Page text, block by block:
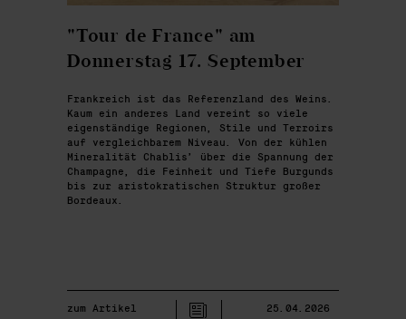
"Tour de France" am
Donnerstag 17. September
Frankreich ist das Referenzland des Weins.
Kaum ein anderes Land vereint so viele
eigenständige Regionen, Stile und Terroirs
auf vergleichbarem Niveau. Von der kühlen
Mineralität Chablis’ über die Spannung der
Champagne, die Feinheit und Tiefe Burgunds
bis zur aristokratischen Struktur großer
Bordeaux.
zum Artikel 25.04.2026